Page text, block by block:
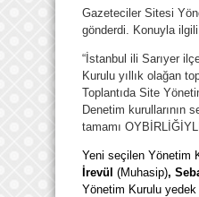
Gazeteciler Sitesi
gönderdi. Konuyla
“İstanbul ili Sarıyer
Kurulu yıllık olağan
Toplantıda Site
Denetim kurullarının
tamamı
Yeni seçilen Yönetim
İrevül (Muhasip),
Yönetim Kurulu yedek